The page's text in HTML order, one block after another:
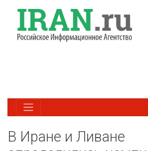
В Иране и Ливане